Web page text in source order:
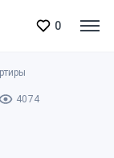
0
4074